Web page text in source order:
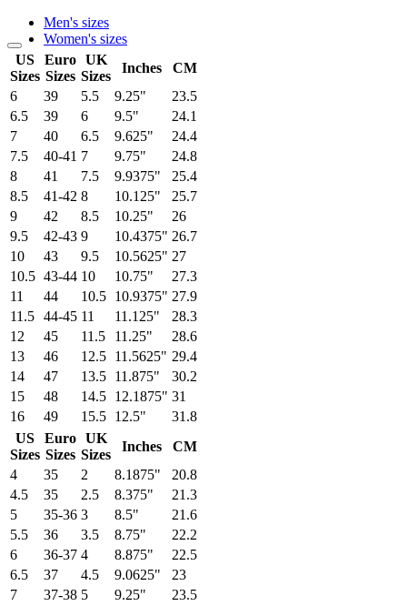
Men's sizes
Women's sizes
US
Sizes
Euro
Sizes
UK
Sizes
Inches
CM
6
39 5.5 9.25"
23.5
6.5
39 6 9.5"
24.1
7
40 6.5 9.625"
24.4
7.5
40-41 7 9.75"
24.8
8
41 7.5 9.9375"
25.4
8.5
41-42 8 10.125"
25.7
9
42 8.5 10.25"
26
9.5
42-43 9 10.4375" 26.7
10
43 9.5 10.5625" 27
10.5 43-44 10 10.75"
27.3
11
44 10.5 10.9375" 27.9
11.5 44-45 11 11.125"
28.3
12
45 11.5 11.25"
28.6
13
46 12.5 11.5625" 29.4
14
47 13.5 11.875"
30.2
15
48 14.5 12.1875" 31
16
49 15.5 12.5"
31.8
US
Sizes
Euro
Sizes
UK
Sizes
Inches
CM
4
35 2 8.1875"
20.8
4.5
35 2.5 8.375"
21.3
5
35-36 3 8.5"
21.6
5.5
36 3.5 8.75"
22.2
6
36-37 4 8.875"
22.5
6.5
37 4.5 9.0625"
23
7
37-38 5 9.25"
23.5